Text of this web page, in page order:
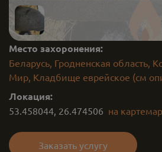
Место захоронения:
Беларусь, Гродненская область,
Мир, Кладбище еврейское (см
Локация:
53.458044, 26.474506 на карте
Заказать услугу